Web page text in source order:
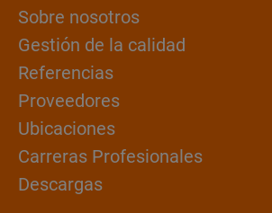
Sobre nosotros
Gestión de la calidad
Referencias
Proveedores
Ubicaciones
Carreras Profesionales
Descargas